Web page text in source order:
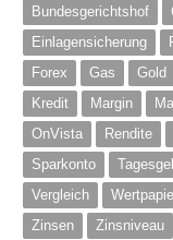
Bundesgerichtshof
Einlagensicherung
Forex
Gas Gold
Kredit
Margin
OnVista
Rendite
Sparkonto
Vergleich
Zinsen
Zinsniveau